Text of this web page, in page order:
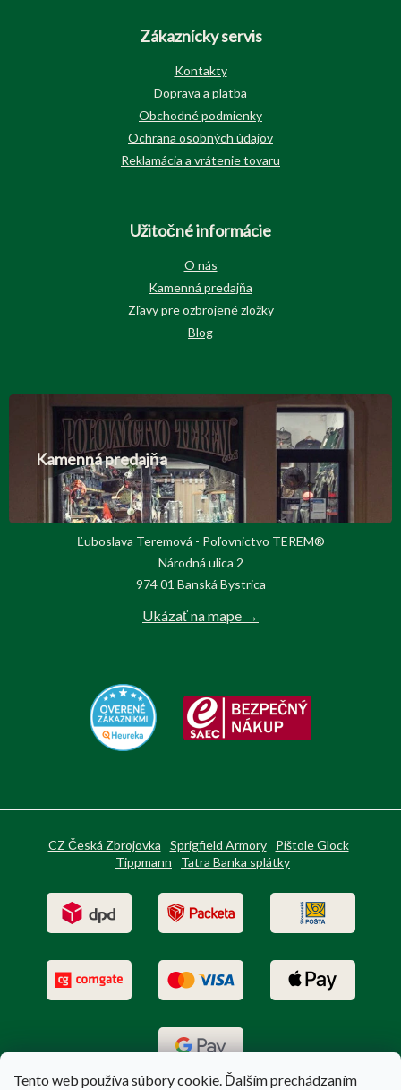
Tento web používa súbory cookie. Ďalším prechádzaním
Zákaznícky servis
Kontakty
Doprava a platba
Obchodné podmienky
Ochrana osobných údajov
Reklamácia a vrátenie tovaru
Užitočné informácie
O nás
Kamenná predajňa
Zľavy pre ozbrojené zložky
Blog
Kamenná predajňa
Ľuboslava Teremová - Poľovnictvo TEREM®
Národná ulica 2
974 01 Banská Bystrica
Ukázať na mape →
CZ Česká Zbrojovka Sprigfield Armory
Pištole Glock
Tippmann
Tatra Banka splátky